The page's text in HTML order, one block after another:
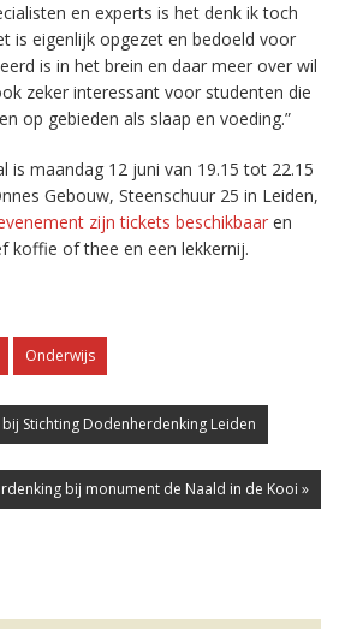
en experts is het denk ik toch
is eigenlijk opgezet en bedoeld voor
is in het brein en daar meer over wil
zeker interessant voor studenten die
op gebieden als slaap en voeding.”
is maandag 12 juni van 19.15 tot 22.15
Gebouw, Steenschuur 25 in Leiden,
zijn tickets beschikbaar en
koffie of thee en een lekkernij.
Onderwijs
Stichting Dodenherdenking Leiden
bij monument de Naald in de Kooi »